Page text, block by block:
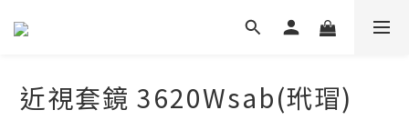
近視套鏡 3620Wsab(玳瑁)